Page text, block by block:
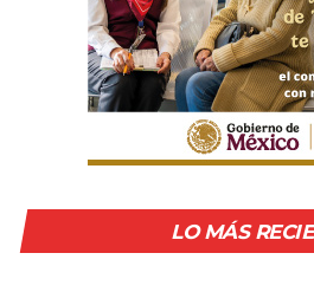
LO MÁS